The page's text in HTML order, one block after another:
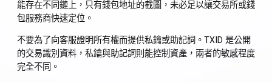
能存在不同鏈上，只有錢包地址的截圖，未必足以讓交易所或錢
包服務商快速定位。
不要為了向客服證明所有權而提供私鑰或助記詞。TXID 是公開
的交易識別資料，私鑰與助記詞則能控制資產，兩者的敏感程度
完全不同。